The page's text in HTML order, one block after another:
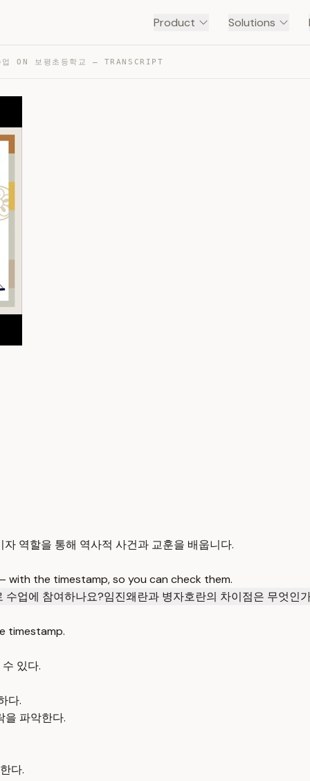
Product Solutions
업 ON 보평초등학교 — TRANSCRIPT
역할을 통해 역사적 사건과 교훈을 배웁니다.
the timestamp, so you can check them.
수업에 참여하나요?임진왜란과 병자호란의 차이점은 무엇인
timestamp.
있다.
다.
을 파악한다.
다.